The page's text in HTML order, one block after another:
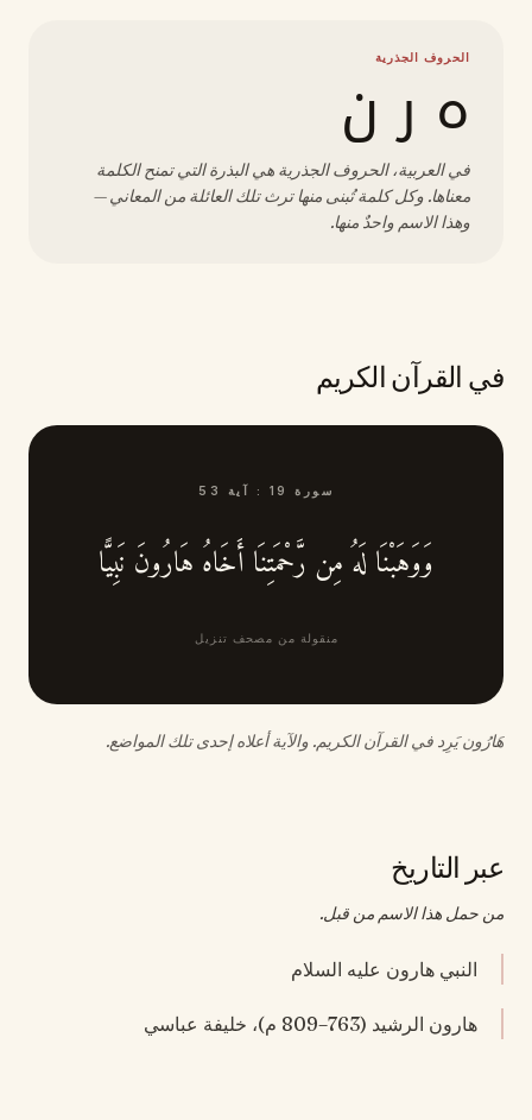
الحروف الجذرية
ه ر ن
في العربية، الحروف الجذرية هي البذرة التي تمنح الكلمة
معناها. وكل كلمة تُبنى منها ترث تلك العائلة من المعاني —
وهذا الاسم واحدٌ منها.
في القرآن الكريم
سورة 19
: آية 53
وَوَهَبْنَا لَهُ مِن رَّحْمَتِنَا أَخَاهُ هَارُونَ نَبِيًّا
منقولة من مصحف تنزيل
هَارُون يَرِد في القرآن الكريم. والآية أعلاه إحدى تلك المواضع.
عبر التاريخ
من حمل هذا الاسم من قبل.
النبي هارون عليه السلام
هارون الرشيد (763–809 م)، خليفة عباسي